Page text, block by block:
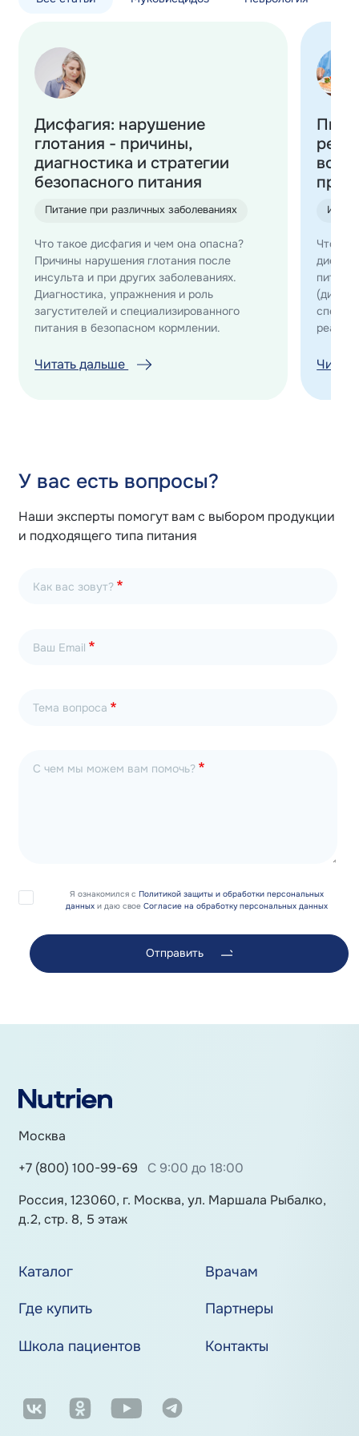
Дисфагия: нарушение
глотания - причины,
диагностика и стратегии
безопасного питания
Питание при различных заболеваниях
Что такое дисфагия и чем она опасна?
Причины нарушения глотания после
инсульта и при других заболеваниях.
Диагностика, упражнения и роль
загустителей и специализированного
питания в безопасном кормлении.
Читать дальше
Что
диеты
У вас есть вопросы?
Наши эксперты помогут вам с выбором продукции
и подходящего типа питания
Как вас зовут?
Ваш Email
Тема вопроса
С чем мы можем вам помочь?
Я ознакомился с Политикой защиты и обработки персональных
данныхи даю свое Согласие на обработку персональных данных
Отправить
Москва
+7 (800) 100-99-69
С 9:00 до 18:00
Россия, 123060, г. Москва, ул. Маршала Рыбалко,
д.2, стр. 8, 5 этаж
Каталог
Врачам
Где купить
Партнеры
Школа пациентов
Контакты